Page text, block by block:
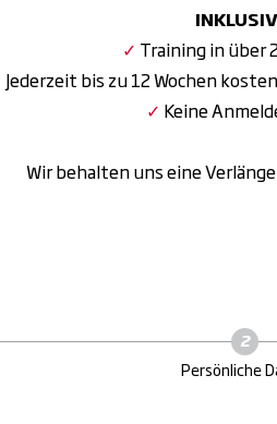
✓ Training in über
Jederzeit bis zu 12 Wochen
✓ Keine
Wir behalten uns eine
Persönliche